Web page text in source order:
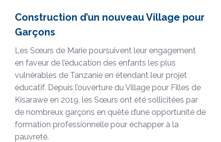
Construction d’un nouveau Village pour
Garçons
Les Sœurs de Marie poursuivent leur engagement
en faveur de l’éducation des enfants les plus
vulnérables de Tanzanie en étendant leur projet
éducatif. Depuis l’ouverture du Village pour Filles de
Kisarawe en 2019, les Sœurs ont été sollicitées par
de nombreux garçons en quête d’une opportunité de
formation professionnelle pour échapper à la
pauvreté.